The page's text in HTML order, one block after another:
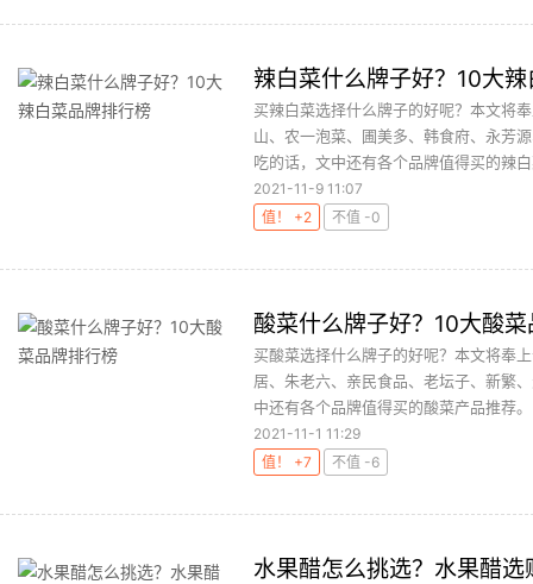
辣白菜什么牌子好？10大
买辣白菜选择什么牌子的好呢？本文将
山、农一泡菜、圃美多、韩食府、永芳
吃的话，文中还有各个品牌值得买的辣
2021-11-9 11:07
值！ +2
不值 -0
酸菜什么牌子好？10大酸
买酸菜选择什么牌子的好呢？本文将奉
居、朱老六、亲民食品、老坛子、新繁
中还有各个品牌值得买的酸菜产品推荐
2021-11-1 11:29
值！ +7
不值 -6
水果醋怎么挑选？水果醋选